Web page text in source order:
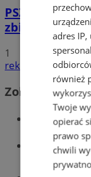
PSZOK w
zbieranie
1
reklama
Zobacz
adres
również
Twoje
opierać
prawo
chwili